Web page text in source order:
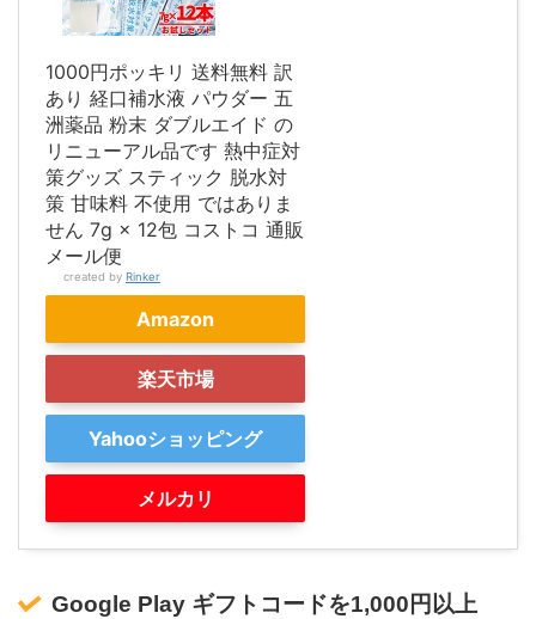
1000円ポッキリ 送料無料 訳
あり 経口補水液 パウダー 五
洲薬品 粉末 ダブルエイド の
リニューアル品です 熱中症対
策グッズ スティック 脱水対
策 甘味料 不使用 ではありま
せん 7g × 12包 コストコ 通販
メール便
created by Rinker
Amazon
楽天市場
Yahooショッピング
メルカリ
Google Play ギフトコードを1,000円以上